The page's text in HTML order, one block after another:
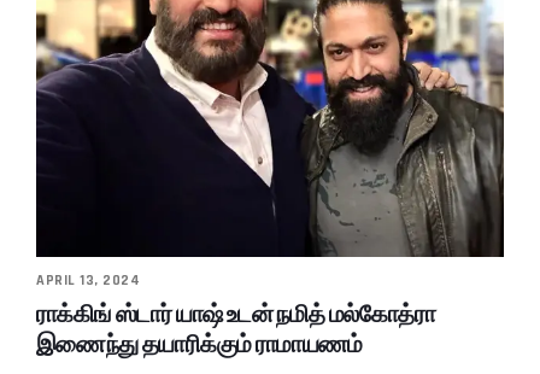
APRIL 13, 2024
ராக்கிங் ஸ்டார் யாஷ் உடன் நமித் மல்கோத்ரா
இணைந்து தயாரிக்கும் ராமாயணம்